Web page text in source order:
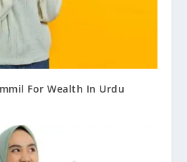
For Wealth In Urdu